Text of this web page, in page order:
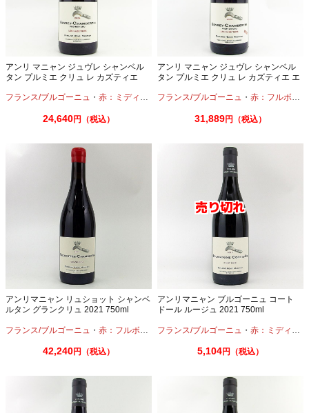
アンリ マニャン ジュヴレ シャンベル
タン プルミエ クリュ レ カズティエ
フランス/ブルゴーニュ ・ 赤：ミディアムボディ ・ピノノワール
24,640円（税込）
アンリ マニャン ジュヴレ シャンベル
タン プルミエ クリュ レ カズティエ エ
フランス/ブルゴーニュ ・赤：フルボディ
31,889円（税込）
アンリマニャン リュショット シャンベ
ルタン グランクリュ 2021 750ml
フランス/ブルゴーニュ ・ 赤：フルボディ ・ピノノワール
42,240円（税込）
アンリマニャン ブルゴーニュ コート
ドール ルージュ 2021 750ml
フランス/ブルゴーニュ ・赤：ミディアムボディ
5,104円（税込）